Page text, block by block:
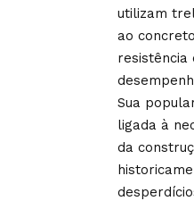
utilizam
ao
resistência
Sua
ligada à
da